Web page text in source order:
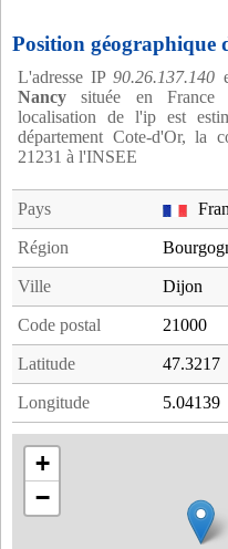
Position géographique
L'adresse IP90.26.137.140
Nancysituée en
localisation de l'ip est
département Cote-d'Or, la
21231 à l'INSEE
Pays
Région
Ville Dijon
Code postal 21000
Latitude 47.3217
Longitude 5.04139
+
−